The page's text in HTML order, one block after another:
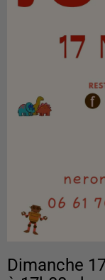
Dimanche